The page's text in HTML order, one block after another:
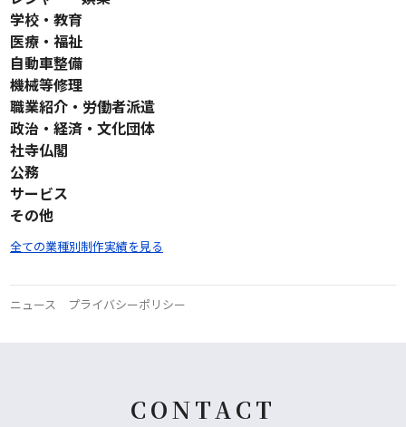
学校・教育
医療・福祉
自動車整備
機械等修理
職業紹介・労働者派遣
政治・経済・文化団体
社寺仏閣
公務
サービス
その他
全ての業種別制作実績を見る
ニュース プライバシーポリシー
CONTACT